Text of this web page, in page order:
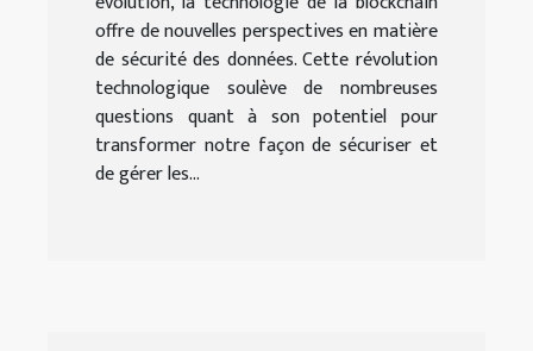
offre de nouvelles perspectives en matière
de sécurité des données. Cette révolution
technologique soulève de nombreuses
questions quant à son potentiel pour
transformer notre façon de sécuriser et
de gérer les...